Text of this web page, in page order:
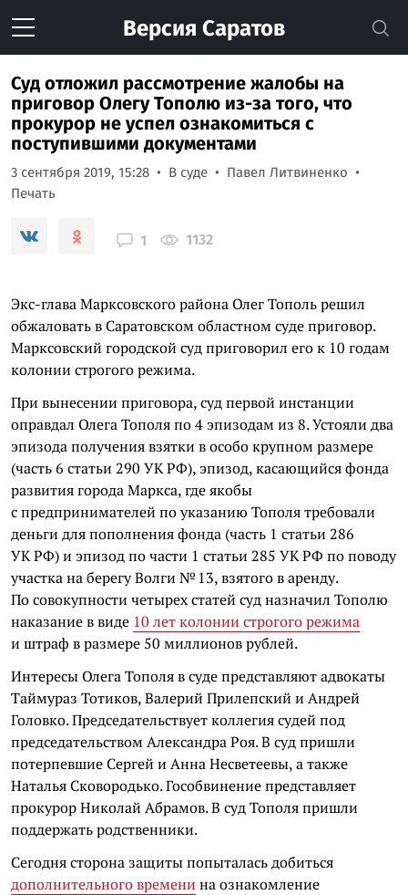
Версия Саратов
Суд отложил рассмотрение жалобы на
приговор Олегу Тополю из-за того, что
прокурор не успел ознакомиться с
поступившими документами
3 сентября 2019, 15:28 В суде
Павел Литвиненко
Печать
1 1132
Экс-глава Марксовского района Олег Тополь решил
обжаловать в Саратовском областном суде приговор.
Марксовский городской суд приговорил его к 10 годам
колонии строгого режима.
При вынесении приговора, суд первой инстанции
оправдал Олега Тополя по 4 эпизодам из 8. Устояли два
эпизода получения взятки в особо крупном размере
(часть 6 статьи 290 УК РФ), эпизод, касающийся фонда
развития города Маркса, где якобы
с предпринимателей по указанию Тополя требовали
деньги для пополнения фонда (часть 1 статьи 286
УК РФ) и эпизод по части 1 статьи 285 УК РФ по поводу
участка на берегу Волги № 13, взятого в аренду.
По совокупности четырех статей суд назначил Тополю
наказание в виде 10 лет колонии строгого режима
и штраф в размере 50 миллионов рублей.
Интересы Олега Тополя в суде представляют адвокаты
Таймураз Тотиков, Валерий Прилепский и Андрей
Головко. Председательствует коллегия судей под
председательством Александра Роя. В суд пришли
потерпевшие Сергей и Анна Несветеевы, а также
Наталья Сковородько. Гособвинение представляет
прокурор Николай Абрамов. В суд Тополя пришли
поддержать родственники.
Сегодня сторона защиты попыталась добиться
дополнительного времени на ознакомление